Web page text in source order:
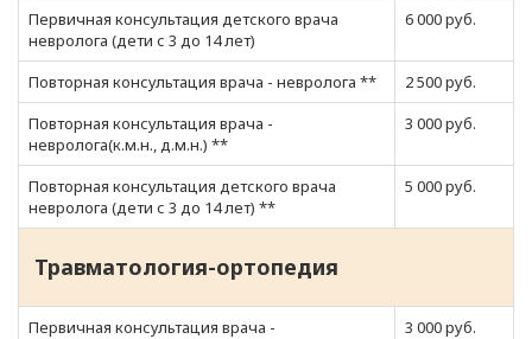
Первичная консультация детского врача
невролога (дети с 3 до 14 лет)
6 000 руб.
Повторная консультация врача - невролога **
2 500 руб.
Повторная консультация врача -
невролога(к.м.н., д.м.н.) **
3 000 руб.
Повторная консультация детского врача
невролога (дети с 3 до 14 лет) **
5 000 руб.
Травматология-ортопедия
Первичная консультация врача -
3 000 руб.